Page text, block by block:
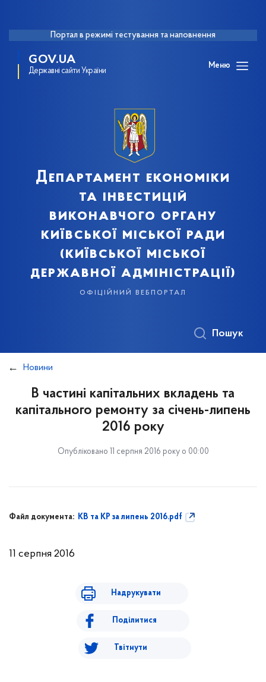
Портал в режимі тестування та наповнення
GOV.UA
Державні сайти України
Меню
Департамент економіки
та інвестицій
виконавчого органу
київської міської ради
(київської міської
державної адміністрації)
офіційний вебпортал
Пошук
Новини
В частині капітальних вкладень та
капітального ремонту за січень-липень
2016 року
Опубліковано 11 серпня 2016 року о 00:00
Файл документа: КВ та КР за липень 2016.pdf
11 серпня 2016
Надрукувати
Поділитися
Твітнути